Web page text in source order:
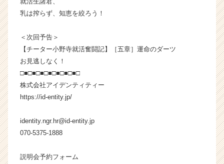
ア
e
a
r）
乳は搾らず、知恵を絞ろう！
＜次回予告＞
【チーター小野寺就活奮闘記】［五章］運命のダーツ
お見逃しなく！
□■□■□■□■□■□■□■□
株式会社アイデンティティー
https://id-entity.jp/
identity.ngr.hr@id-entity.jp
070-5375-1888
説明会予約フォーム